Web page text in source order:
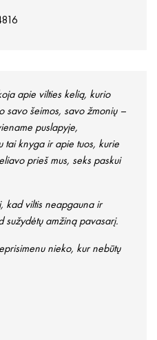
apie vilties kelią, kurio
savo šeimos, savo žmonių –
puslapyje,
tai knyga ir apie tuos, kurie
prieš mus, seks paskui
kad viltis neapgauna ir
sužydėtų amžiną pavasarį.
nieko, kur nebūtų